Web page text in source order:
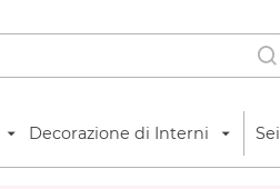
Decorazione di Interni